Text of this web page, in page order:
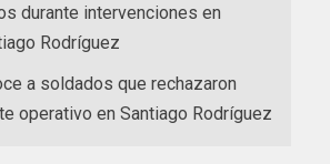
durante intervenciones en
Rodríguez
a soldados que rechazaron
operativo en Santiago Rodríguez